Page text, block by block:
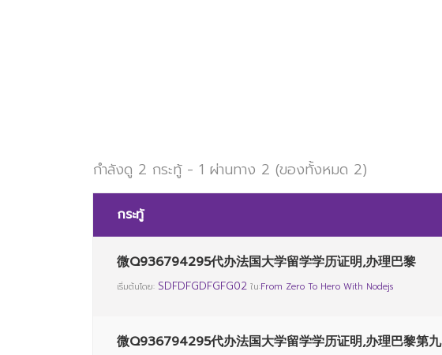
กำลังดู 2 กระทู้ - 1 ผ่านทาง 2 (ของทั้งหมด 2)
กระทู้
微Q936794295代办法国大学留学学历证明,办理巴黎
เริ่มต้นโดย: SDFDFGDFGFG02 ใน:From Zero To Hero With Nodejs
微Q936794295代办法国大学留学学历证明,办理巴黎第九